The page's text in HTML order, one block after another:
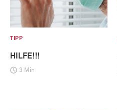
TIPP
HILFE!!!
3 Min